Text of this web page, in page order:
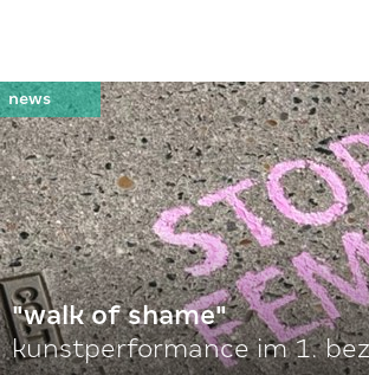
"walk of shame"
kunstperformance im 1.